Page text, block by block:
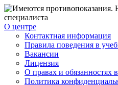
О центре
Контактная информация
Правила поведения в
Вакансии
Лицензия
О правах и обязанностях
Политика